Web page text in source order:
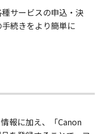
サービスの申込・決
続きをより簡単に
報に加え、「Canon